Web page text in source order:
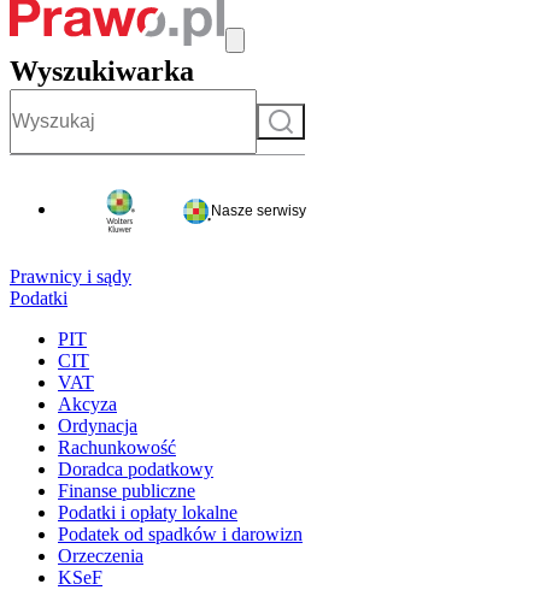
Wyszukiwarka
Szukaj
Nasze serwisy
Prawnicy i sądy
Podatki
PIT
CIT
VAT
Akcyza
Ordynacja
Rachunkowość
Doradca podatkowy
Finanse publiczne
Podatki i opłaty lokalne
Podatek od spadków i darowizn
Orzeczenia
KSeF